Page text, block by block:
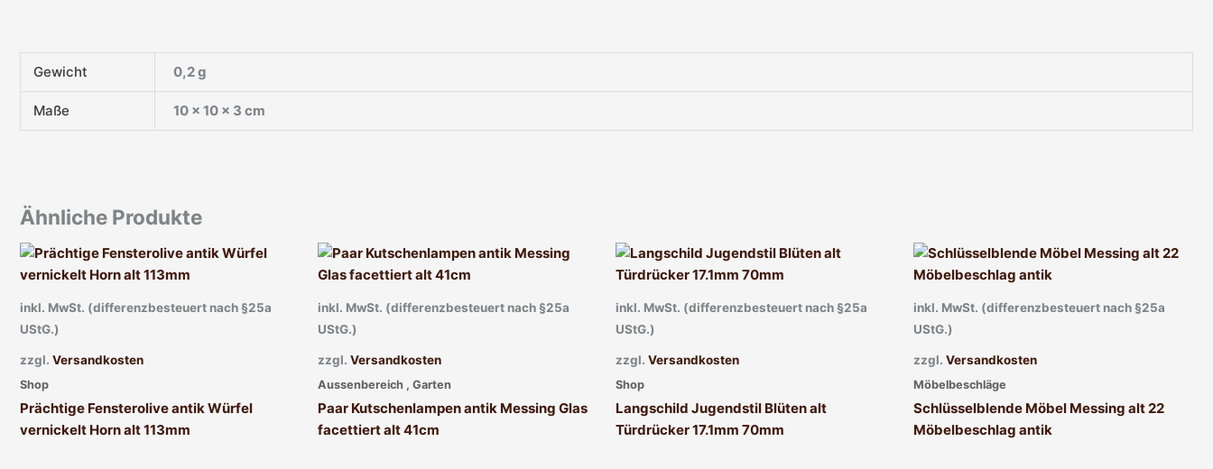
Gewicht 0,2 g
Maße 10 × 10 × 3 cm
Ähnliche Produkte
inkl. MwSt. (differenzbesteuert nach §25a
UStG.)
zzgl. Versandkosten
Shop
Prächtige Fensterolive antik Würfel
vernickelt Horn alt 113mm
inkl. MwSt. (differenzbesteuert nach §25a
UStG.)
zzgl. Versandkosten
Aussenbereich , Garten
Paar Kutschenlampen antik Messing Glas
facettiert alt 41cm
inkl. MwSt. (differenzbesteuert nach §25a
UStG.)
zzgl. Versandkosten
Shop
Langschild Jugendstil Blüten alt
Türdrücker 17.1mm 70mm
inkl. MwSt. (differenzbesteuert nach §25a
UStG.)
zzgl. Versandkosten
Möbelbeschläge
Schlüsselblende Möbel Messing alt 22
Möbelbeschlag antik